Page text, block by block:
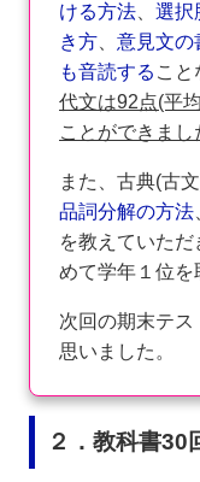
ける方法、 選択
き方、 意見文の
も音読する こと
代文は92点(平
ことができまし
また、古典(古文
品詞分解の方法
を教えていた
めて学年１位を
次回の期末テス
思いました。
２．教科書30